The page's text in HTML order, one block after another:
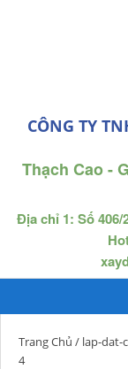
CÔNG TY
Thạch Cao -
Địa chỉ 1: Số
Trang Chủ / lap-dat-
4